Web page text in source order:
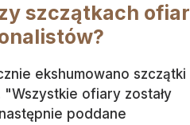
szczątkach ofiar
ekshumowano szczątki
ofiary zostały
poddane